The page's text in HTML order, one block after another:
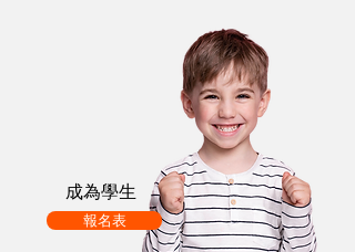
成為學生
報名表